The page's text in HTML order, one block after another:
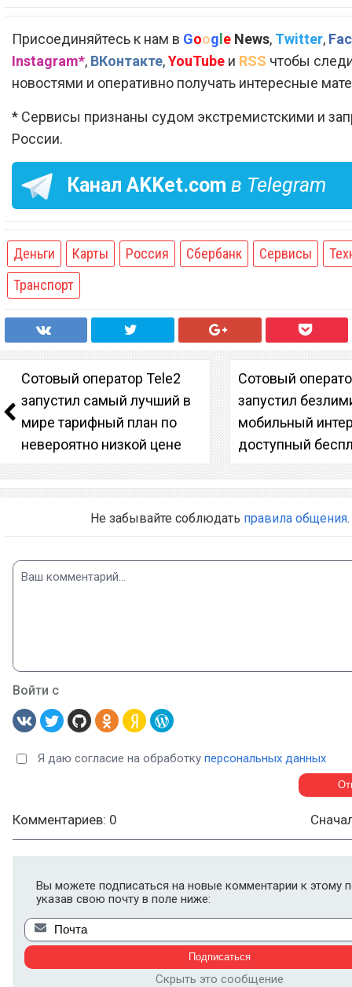
Присоединяйтесь к нам в Google News, Twitter,
Instagram*, ВКонтакте,YouTube и RSS чтобы
новостями и оперативно получать интересные
* Сервисы признаны судом экстремистскими и
России.
Канал AKKet.com в Telegram
Деньги Карты Россия Сбербанк Сервисы
Транспорт
Сотовый оператор Tele2
запустил самый лучший в
мире тарифный план по
невероятно низкой цене
Сотовый
запустил
мобильный
доступный
Не забывайте соблюдать правила общения.
Войти с
Я даю согласие на обработку персональных данных
Комментариев: 0
Вы можете подписаться на новые комментарии к этому
указав свою почту в поле ниже:
Скрыть это сообщение